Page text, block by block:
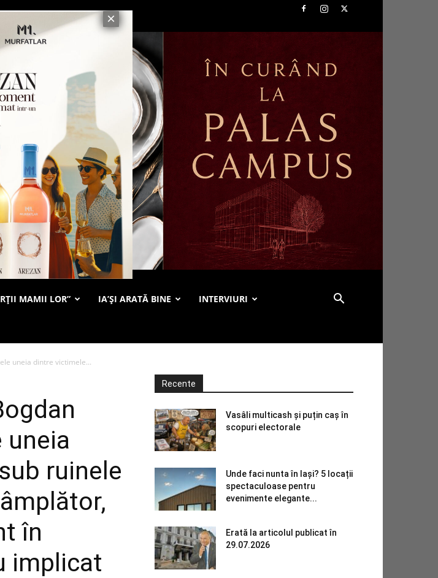
MAMII LOR” IA’ȘI ARATĂ BINE INTERVIURI
uneia dintre victimele...
ruinele
în
implicat
Recente
Vasâli multicash și puțin caș în
scopuri electorale
Unde faci nunta în Iași? 5 locații
spectaculoase pentru
evenimente elegante...
Erată la articolul publicat în
29.07.2026